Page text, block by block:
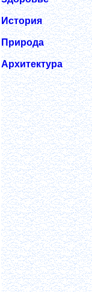
История
Природа
Архитектура